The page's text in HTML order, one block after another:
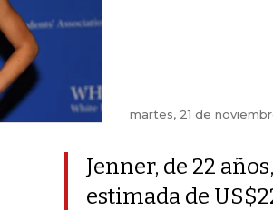
martes, 21 de
Jenner, de 22
estimada de